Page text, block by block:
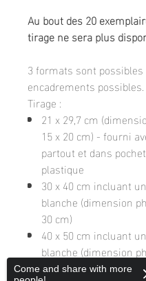
Au bout des 20
tirage ne sera plus
3 formats sont possibles
encadrements possibles.
Tirage :
21 x 29,7 cm
15 x 20 cm) - fourni
partout et dans
plastique
30 x 40 cm incluant
blanche (dimension
30 cm)
40 x 50 cm incluant
blanche (dimension
cm)
Come and share with more